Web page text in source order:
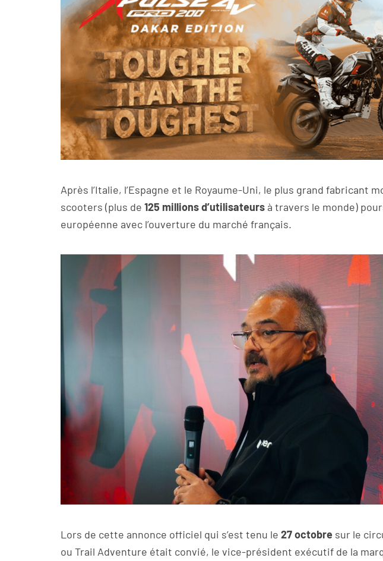
Après l’Italie, l’Espagne et le Royaume-Uni, le plus grand fabricant
scooters (plus de 125 millions d’utilisateurs à travers le monde)
européenne avec l’ouverture du marché français.
Lors de cette annonce officiel qui s’est tenu le 27 octobre sur le
ou Trail Adventure était convié, le vice-président exécutif de la